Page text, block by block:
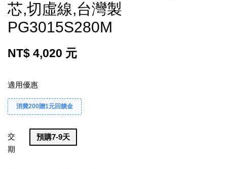
芯,切虛線,台灣製
PG3015S280M
NT$ 4,020 元
適用優惠
消費200贈1元回饋金
交
期
預購7-9天